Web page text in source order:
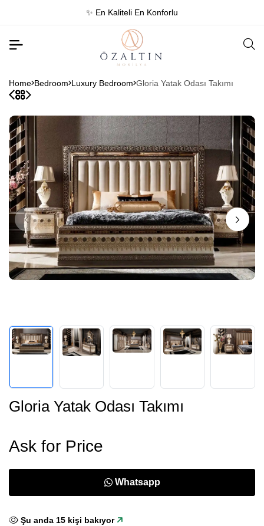
✨ En Kaliteli En Konforlu
Home Bedroom Luxury Bedroom Gloria Yatak Odası Takımı
Gloria Yatak Odası Takımı
Ask for Price
Whatsapp
Şu anda 15 kişi bakıyor